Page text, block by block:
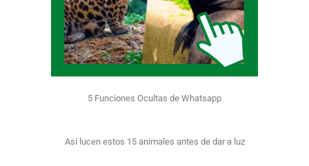
5 Funciones Ocultas de Whatsapp
Así lucen estos 15 animales antes de dar a luz